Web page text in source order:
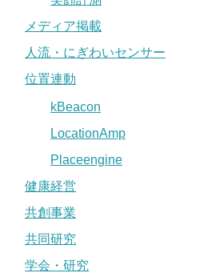
メディア掲載
人流・にぎわいセンサー
位置連動
kBeacon
LocationAmp
Placeengine
健康経営
共創事業
共同研究
学会・研究